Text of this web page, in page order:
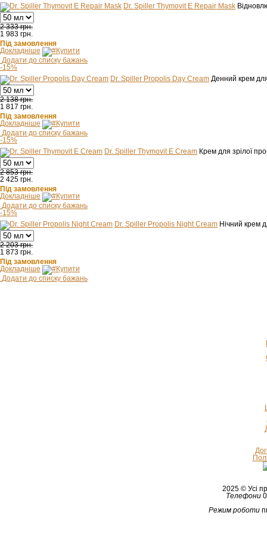
Dr. Spiller Thymovit E Repair Mask
2 333 грн.
1 983 грн.
Під замовлення
Докладніше
Купити
Додати до списку бажань
-15%
Dr. Spiller Propolis Day Cream Денний крем
2 138 грн.
1 817 грн.
Під замовлення
Докладніше
Купити
Додати до списку бажань
-15%
Dr. Spiller Thymovit E Cream Крем для зрілої
2 853 грн.
2 425 грн.
Під замовлення
Докладніше
Купити
Додати до списку бажань
-15%
Dr. Spiller Propolis Night Cream Нічний крем
2 203 грн.
1 873 грн.
Під замовлення
Докладніше
Купити
Додати до списку бажань
2025 © Усі
Телефони
Режим роботи